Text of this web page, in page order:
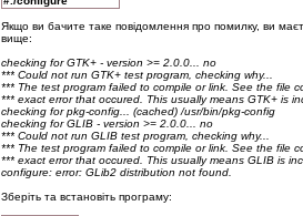
Якщо ви бачите таке повідомлення про помилку, ви
вище:
checking for GTK+ - version >= 2.0.0... no
*** Could not run GTK+ test program, checking why...
*** The test program failed to compile or link. See the file
*** exact error that occured. This usually means GTK+ is
checking for pkg-config... (cached) /usr/bin/pkg-config
checking for GLIB - version >= 2.0.0... no
*** Could not run GLIB test program, checking why...
*** The test program failed to compile or link. See the file
*** exact error that occured. This usually means GLIB is
configure: error: GLib2 distribution not found.
Зберіть та встановіть програму: